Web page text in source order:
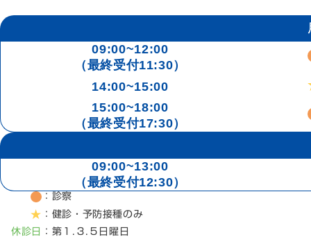
09:00~12:00
（最終受付11:30）
14:00~15:00
15:00~18:00
（最終受付17:30）
09:00~13:00
（最終受付12:30）
：診察
：健診・予防接種のみ
休診日
：第１.３.５日曜日